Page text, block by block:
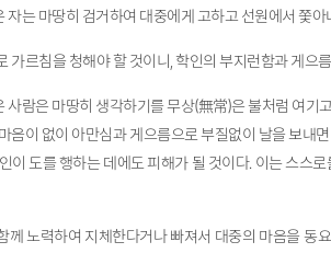
는 마땅히 검거하여 대중에게 고하고 선원에서 쫓아
르침을 청해야 할 것이니, 학인의 부지런함과 게으
람은 마땅히 생각하기를 무상(無常)은 불처럼 여
음이 없이 아만심과 게으름으로 부질없이 날을 보내
이 도를 행하는 데에도 피해가 될 것이다. 이는 스스
노력하여 지체한다거나 빠져서 대중의 마음을 동